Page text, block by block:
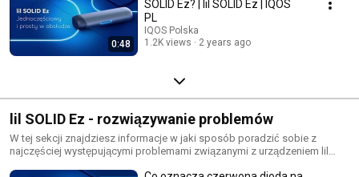
0:48
SOLID Ez? | lil SOLID Ez | IQOS
PL
IQOS Polska
1.2K views
2 years ago
lil SOLID Ez - rozwiązywanie problemów
W tej sekcji znajdziesz informacje w jaki sposób poradzić sobie z
najczęściej występującymi problemami związanymi z urządzeniem lil